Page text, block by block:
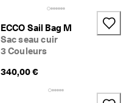
ECCO Sail Bag M
Sac seau cuir
3 Couleurs
340,00 €